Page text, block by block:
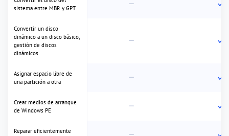
Todas las funciones
Ver solo diferencias
los que se puede utilizar